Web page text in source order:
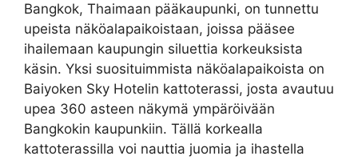
Bangkok, Thaimaan pääkaupunki, on tunnettu
upeista näköalapaikoistaan, joissa pääsee
ihailemaan kaupungin siluettia korkeuksista
käsin. Yksi suosituimmista näköalapaikoista on
Baiyoken Sky Hotelin kattoterassi, josta avautuu
upea 360 asteen näkymä ympäröivään
Bangkokin kaupunkiin. Tällä korkealla
kattoterassilla voi nauttia juomia ja ihastella